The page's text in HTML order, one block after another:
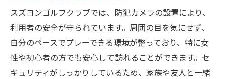
スズヨンゴルフクラブでは、防犯カメラの設置により、
利用者の安全が守られています。周囲の目を気にせず、
自分のペースでプレーできる環境が整っており、特に女
性や初心者の方でも安心して訪れることができます。セ
キュリティがしっかりしているため、家族や友人と一緒